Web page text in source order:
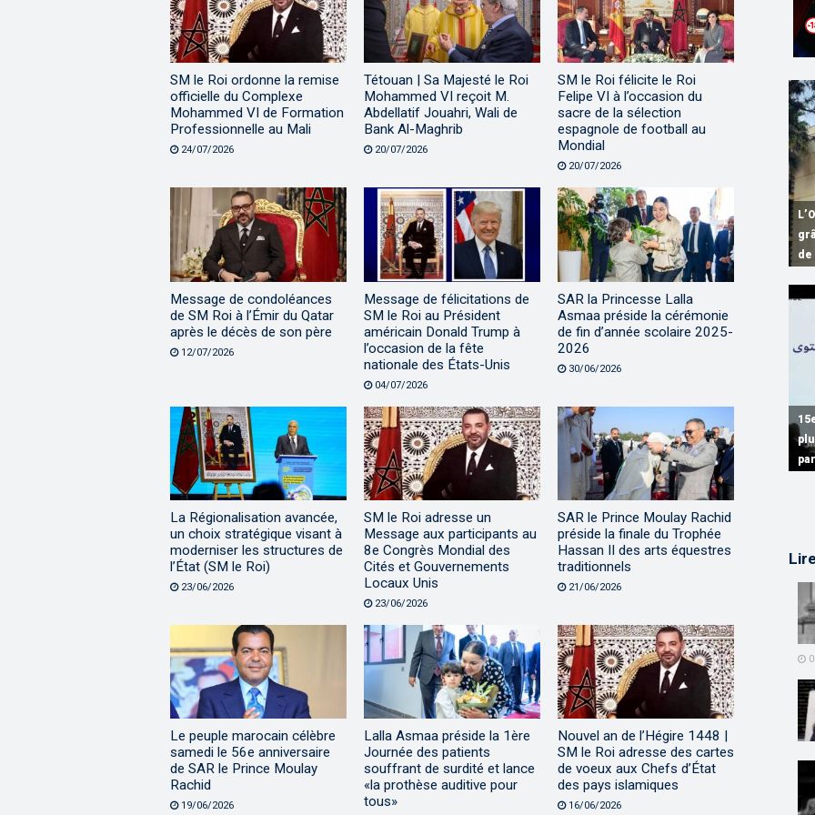
SM le Roi ordonne la remise
officielle du Complexe
Mohammed VI de Formation
Professionnelle au Mali
24/07/2026
Tétouan | Sa Majesté le Roi
Mohammed VI reçoit M.
Abdellatif Jouahri, Wali de
Bank Al-Maghrib
20/07/2026
SM le Roi félicite le Roi
Felipe VI à l’occasion du
sacre de la sélection
espagnole de football au
Mondial
20/07/2026
Message de condoléances
de SM Roi à l’Émir du Qatar
après le décès de son père
12/07/2026
Message de félicitations de
SM le Roi au Président
américain Donald Trump à
l’occasion de la fête
nationale des États-Unis
04/07/2026
SAR la Princesse Lalla
Asmaa préside la cérémonie
de fin d’année scolaire 2025-
2026
30/06/2026
La Régionalisation avancée,
un choix stratégique visant à
moderniser les structures de
l’État (SM le Roi)
23/06/2026
SM le Roi adresse un
Message aux participants au
8e Congrès Mondial des
Cités et Gouvernements
Locaux Unis
23/06/2026
SAR le Prince Moulay Rachid
préside la finale du Trophée
Hassan II des arts équestres
traditionnels
21/06/2026
Le peuple marocain célèbre
samedi le 56e anniversaire
de SAR le Prince Moulay
Rachid
19/06/2026
Lalla Asmaa préside la 1ère
Journée des patients
souffrant de surdité et lance
«la prothèse auditive pour
tous»
Nouvel an de l’Hégire 1448 |
SM le Roi adresse des cartes
de voeux aux Chefs d’État
des pays islamiques
16/06/2026
de
au
de